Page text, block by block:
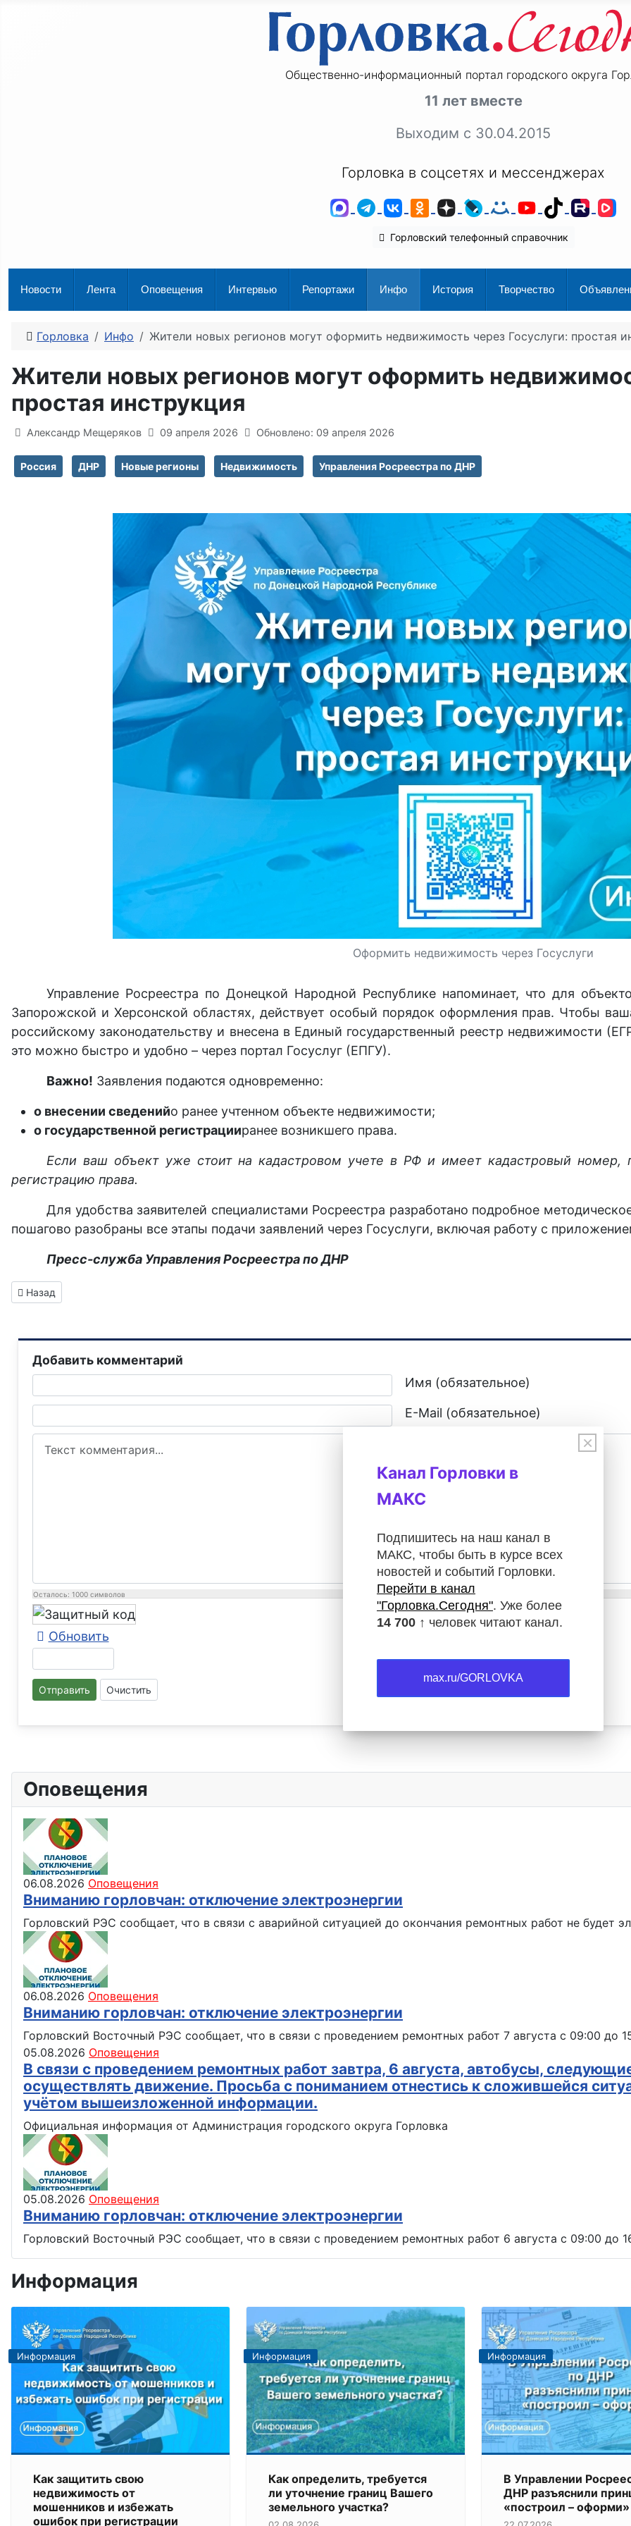
Общественно-информационный портал городского округа
11 лет вместе
Выходим с 30.04.2015
Горловка в соцсетях и мессенджерах
MAXTelegram
ВКонтакте
Одноклассники
ДзенLiveJournal
Мой Мир
YouTube
TikTok
Горловский телефонный справочник
Новости Лента Оповещения Интервью Репортажи Инфо История Творчество
Горловка Инфо Жители новых регионов могут оформить недвижимость через Госуслуги: простая
Жители новых регионов могут оформить
простая инструкция
Информация о материале
Александр Мещеряков 09 апреля 2026 Обновлено: 09 апреля 2026
Россия ДНР Новые регионы Недвижимость Управления Росреестра по ДНР
Оформить недвижимость через Госуслуги
Управление Росреестра по Донецкой Народной Республике напоминает, что для
Запорожской и Херсонской областях, действует особый порядок оформления прав. Чтобы
российскому законодательству и внесена в Единый государственный реестр недвижимости
это можно быстро и удобно – через портал Госуслуг (ЕПГУ).
Важно! Заявления подаются одновременно:
о внесении сведенийо ранее учтенном объекте недвижимости;
о государственной регистрацииранее возникшего права.
Если ваш объект уже стоит на кадастровом учете в РФ и имеет кадастровый номер,
регистрацию права.
Для удобства заявителей специалистами Росреестра разработано подробное
пошагово разобраны все этапы подачи заявлений через Госуслуги, включая работу с
Пресс-служба Управления Росреестра по ДНР
Предыдущий: Рекомендации по публикации в СМИ сведений о несовершеннолетних, пострадавших в результате
Назад
Добавить комментарий
Имя (обязательное)
E-Mail (обязательное)
Осталось: 1000 символов
Обновить
Отправить Очистить
Оповещения
06.08.2026 Оповещения
Вниманию горловчан: отключение электроэнергии
Горловский РЭС сообщает, что в связи с аварийной ситуацией до окончания ремонтных работ не будет
06.08.2026 Оповещения
Вниманию горловчан: отключение электроэнергии
Горловский Восточный РЭС сообщает, что в связи с проведением ремонтных работ 7 августа с 09:00 до
05.08.2026 Оповещения
В связи с проведением ремонтных работ завтра, 6 августа, автобусы,
осуществлять движение. Просьба с пониманием отнестись к сложившейся
учётом вышеизложенной информации.
Официальная информация от Администрация городского округа Горловка
05.08.2026 Оповещения
Вниманию горловчан: отключение электроэнергии
Горловский Восточный РЭС сообщает, что в связи с проведением ремонтных работ 6 августа с 09:00 до
Информация
Информация
Как защитить свою
недвижимость от
мошенников и избежать
ошибок при регистрации
Информация
Как определить, требуется
ли уточнение границ Вашего
земельного участка?
Информация
В Управлении
ДНР разъяснили
«построил – оформи»
×
Канал Горловки в
МАКС
Подпишитесь на наш канал в
МАКС, чтобы быть в курсе всех
новостей и событий Горловки.
Перейти в канал
"Горловка.Сегодня". Уже более
14 700 ↑ человек читают канал.
max.ru/GORLOVKA